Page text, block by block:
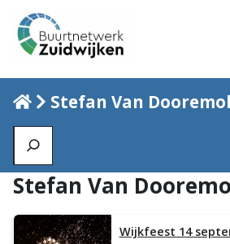
HomeStefan Van
Zoeken
Stefan Van
Wijkfeest 14